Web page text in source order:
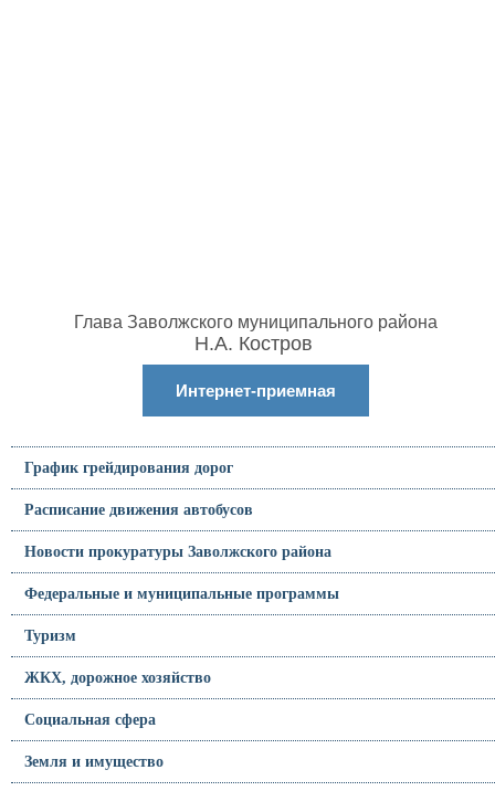
Глава Заволжского муниципального района
Н.А. Костров
Интернет-приемная
График грейдирования дорог
Расписание движения автобусов
Новости прокуратуры Заволжского района
Федеральные и муниципальные программы
Туризм
ЖКХ, дорожное хозяйство
Социальная сфера
Земля и имущество